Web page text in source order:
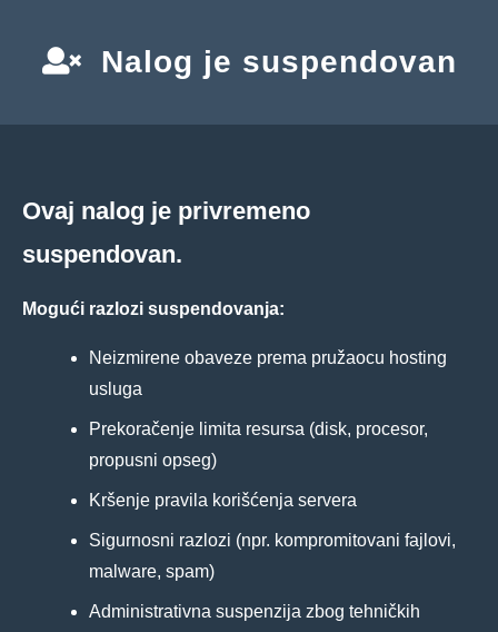
Nalog je suspendovan
Ovaj nalog je privremeno
suspendovan.
Mogući razlozi suspendovanja:
Neizmirene obaveze prema pružaocu hosting
usluga
Prekoračenje limita resursa (disk, procesor,
propusni opseg)
Kršenje pravila korišćenja servera
Sigurnosni razlozi (npr. kompromitovani fajlovi,
malware, spam)
Administrativna suspenzija zbog tehničkih